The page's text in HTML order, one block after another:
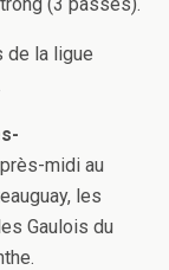
de la ligue
midi au
les
Gaulois du